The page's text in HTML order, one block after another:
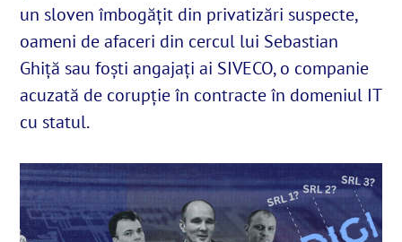
un sloven îmbogățit din privatizări suspecte,
oameni de afaceri din cercul lui Sebastian
Ghiță sau foști angajați ai SIVECO, o companie
acuzată de corupție în contracte în domeniul IT
cu statul.